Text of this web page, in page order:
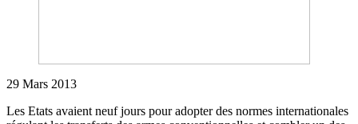
29 Mars 2013
Les Etats avaient neuf jours pour adopter des normes internationales